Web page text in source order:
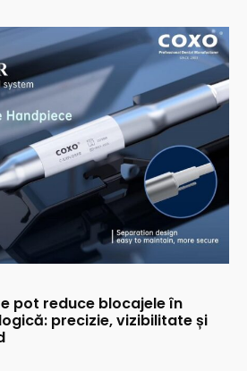
pot reduce blocajele în
precizie, vizibilitate și